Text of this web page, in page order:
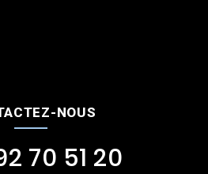
NOUS
70 51 20